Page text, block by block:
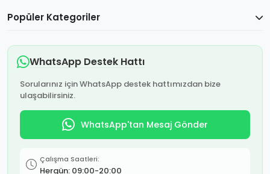
Popüler Kategoriler
WhatsApp Destek Hattı
Sorularınız için WhatsApp destek hattımızdan bize
ulaşabilirsiniz.
WhatsApp'tan Mesaj Gönder
Çalışma Saatleri:
Hergün: 09:00-20:00